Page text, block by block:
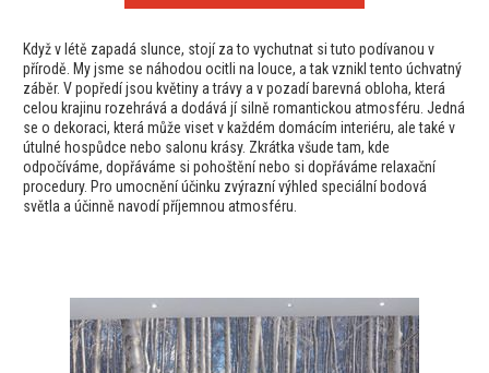
Když v létě zapadá slunce, stojí za to vychutnat si tuto podívanou v
přírodě. My jsme se náhodou ocitli na louce, a tak vznikl tento úchvatný
záběr. V popředí jsou květiny a trávy a v pozadí barevná obloha, která
celou krajinu rozehrává a dodává jí silně romantickou atmosféru. Jedná
se o dekoraci, která může viset v každém domácím interiéru, ale také v
útulné hospůdce nebo salonu krásy. Zkrátka všude tam, kde
odpočíváme, dopřáváme si pohoštění nebo si dopřáváme relaxační
procedury. Pro umocnění účinku zvýrazní výhled speciální bodová
světla a účinně navodí příjemnou atmosféru.